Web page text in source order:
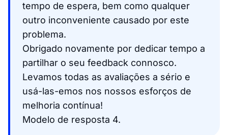
tempo de espera, bem como qualquer
outro inconveniente causado por este
problema.
Obrigado novamente por dedicar tempo a
partilhar o seu feedback connosco.
Levamos todas as avaliações a sério e
usá-las-emos nos nossos esforços de
melhoria contínua!
Modelo de resposta 4.